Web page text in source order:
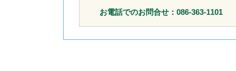
お電話でのお問合せ：086-363-1101